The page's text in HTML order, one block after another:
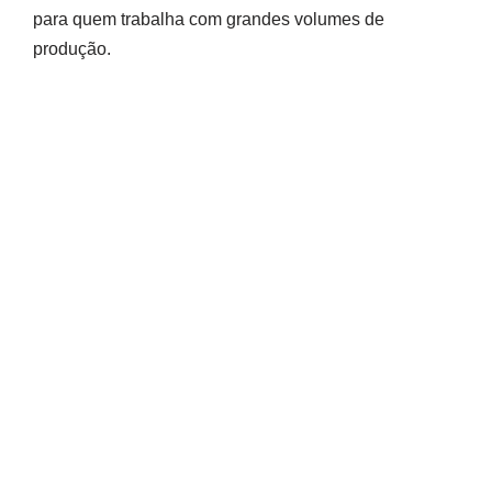
para quem trabalha com grandes volumes de
produção.